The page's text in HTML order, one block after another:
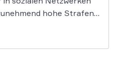
hohe Strafen.
eine empfindliche
weil dieser den